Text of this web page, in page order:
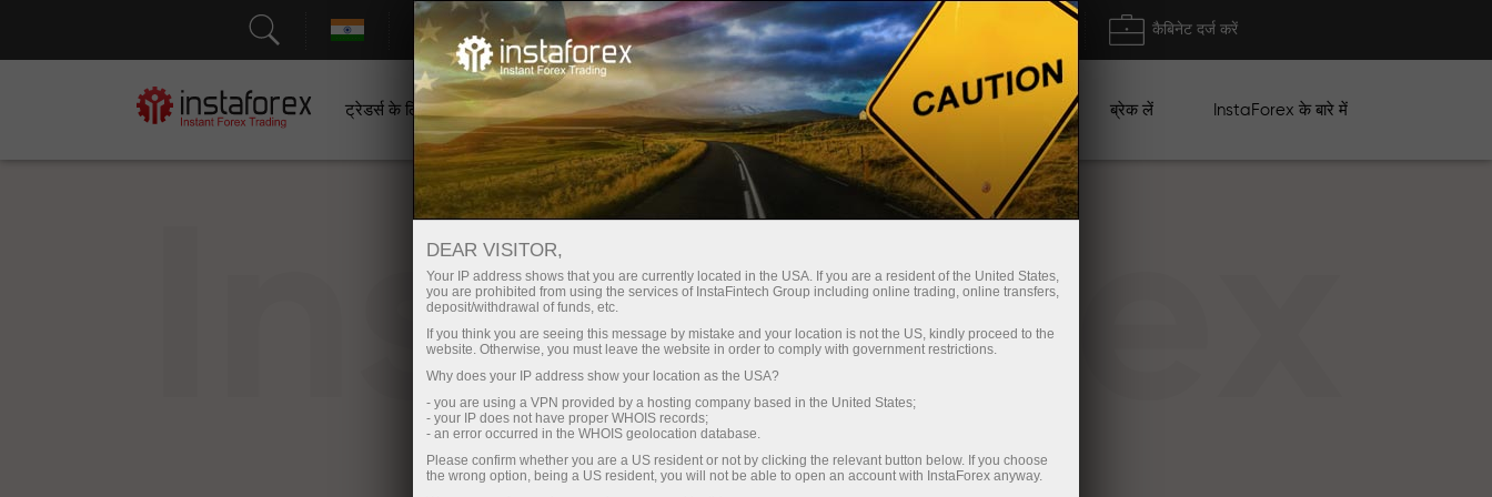
सहायता तुरंत खाता खोलना ट्रेडिंग प्लेटफॉर्म कैबिनेट दर्ज करें
ट्रेडर्स के लिए शुरुआती के लिए निवेशकों के लिए भागीदारों के लिए अभियान ब्रेक लें InstaForex के बारे में
InstaForex
DEAR VISITOR,
Your IP address shows that you are currently located in the USA. If you are a resident of the United States,
you are prohibited from using the services of InstaFintech Group including online trading, online transfers,
deposit/withdrawal of funds, etc.
If you think you are seeing this message by mistake and your location is not the US, kindly proceed to the
website. Otherwise, you must leave the website in order to comply with government restrictions.
Why does your IP address show your location as the USA?
- you are using a VPN provided by a hosting company based in the United States;
- your IP does not have proper WHOIS records;
- an error occurred in the WHOIS geolocation database.
Please confirm whether you are a US resident or not by clicking the relevant button below. If you choose
the wrong option, being a US resident, you will not be able to open an account with InstaForex anyway.